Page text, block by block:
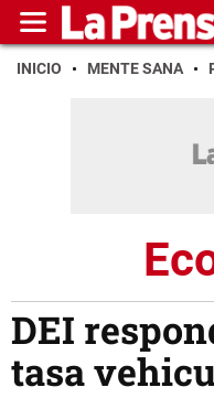
INICIO MENTE SANA
DEI
tasa